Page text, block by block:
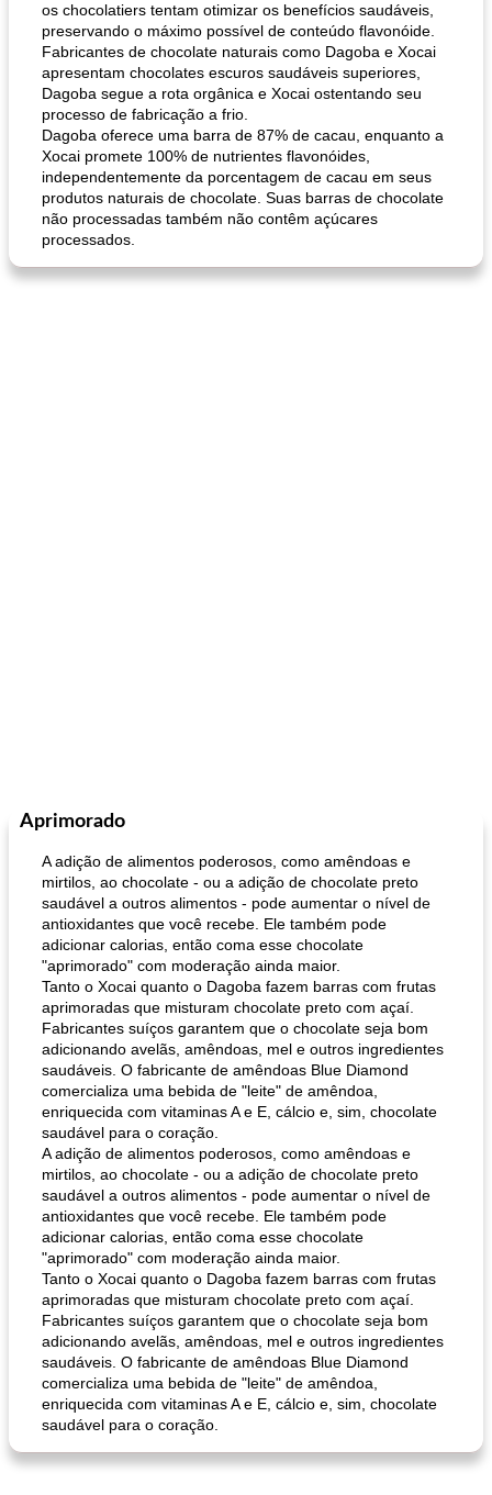
pão plano (out)
os chocolatiers tentam otimizar os benefícios saudáveis,
preservando o máximo possível de conteúdo flavonóide.
Fabricantes de chocolate naturais como Dagoba e Xocai
apresentam chocolates escuros saudáveis ​​superiores,
Dagoba segue a rota orgânica e Xocai ostentando seu
processo de fabricação a frio.
Dagoba oferece uma barra de 87% de cacau, enquanto a
Xocai promete 100% de nutrientes flavonóides,
independentemente da porcentagem de cacau em seus
produtos naturais de chocolate. Suas barras de chocolate
não processadas também não contêm açúcares
processados.
Aprimorado
A adição de alimentos poderosos, como amêndoas e
mirtilos, ao chocolate - ou a adição de chocolate preto
saudável a outros alimentos - pode aumentar o nível de
antioxidantes que você recebe. Ele também pode
adicionar calorias, então coma esse chocolate
"aprimorado" com moderação ainda maior.
Tanto o Xocai quanto o Dagoba fazem barras com frutas
aprimoradas que misturam chocolate preto com açaí.
Fabricantes suíços garantem que o chocolate seja bom
adicionando avelãs, amêndoas, mel e outros ingredientes
saudáveis. O fabricante de amêndoas Blue Diamond
comercializa uma bebida de "leite" de amêndoa,
enriquecida com vitaminas A e E, cálcio e, sim, chocolate
saudável para o coração.
A adição de alimentos poderosos, como amêndoas e
mirtilos, ao chocolate - ou a adição de chocolate preto
saudável a outros alimentos - pode aumentar o nível de
antioxidantes que você recebe. Ele também pode
adicionar calorias, então coma esse chocolate
"aprimorado" com moderação ainda maior.
Tanto o Xocai quanto o Dagoba fazem barras com frutas
aprimoradas que misturam chocolate preto com açaí.
Fabricantes suíços garantem que o chocolate seja bom
adicionando avelãs, amêndoas, mel e outros ingredientes
saudáveis. O fabricante de amêndoas Blue Diamond
comercializa uma bebida de "leite" de amêndoa,
enriquecida com vitaminas A e E, cálcio e, sim, chocolate
saudável para o coração.